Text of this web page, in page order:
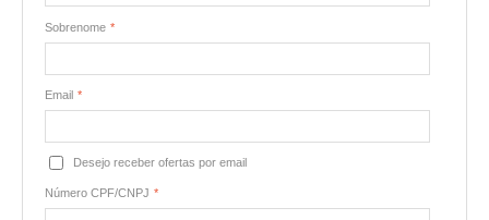
*
Sobrenome
*
Email
Desejo receber ofertas por email
*
Número CPF/CNPJ